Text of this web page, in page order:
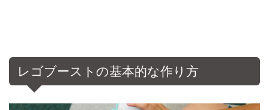
レゴブーストの基本的な作り方